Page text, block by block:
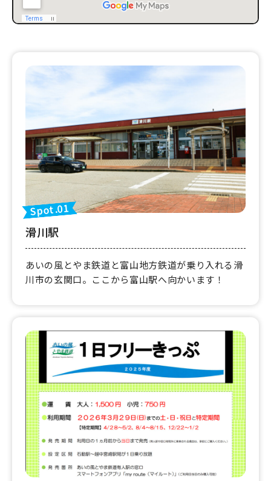
Spot.01
滑川駅
あいの風とやま鉄道と富山地方鉄道が乗り入れる滑
川市の玄関口。ここから富山駅へ向かいます！